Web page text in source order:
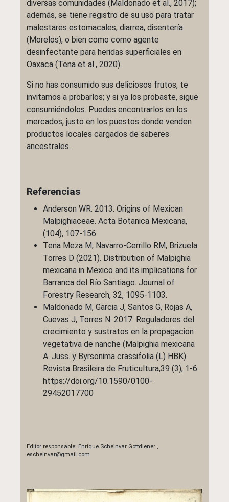
diversas comunidades (Maldonado et al., 2017);
además, se tiene registro de su uso para tratar
malestares estomacales, diarrea, disentería
(Morelos), o bien como como agente
desinfectante para heridas superficiales en
Oaxaca (Tena et al., 2020).
Si no has consumido sus deliciosos frutos, te
invitamos a probarlos; y si ya los probaste, sigue
consumiéndolos. Puedes encontrarlos en los
mercados, justo en los puestos donde venden
productos locales cargados de saberes
ancestrales.
Referencias
Anderson WR. 2013. Origins of Mexican
Malpighiaceae. Acta Botanica Mexicana,
(104), 107-156.
Tena Meza M, Navarro-Cerrillo RM, Brizuela
Torres D (2021). Distribution of Malpighia
mexicana in Mexico and its implications for
Barranca del Río Santiago. Journal of
Forestry Research, 32, 1095-1103.
Maldonado M, Garcia J, Santos G, Rojas A,
Cuevas J, Torres N. 2017. Reguladores del
crecimiento y sustratos en la propagacion
vegetativa de nanche (Malpighia mexicana
A. Juss. y Byrsonima crassifolia (L) HBK).
Revista Brasileira de Fruticultura,39 (3), 1-6.
https://doi.org/10.1590/0100-
29452017700
Editor responsable: Enrique Scheinvar Gottdiener ,
escheinvar@gmail.com